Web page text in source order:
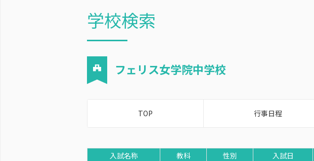
学校検索
フェリス女学院中学校
TOP 行事日程
入試名称 教科 性別 入試日